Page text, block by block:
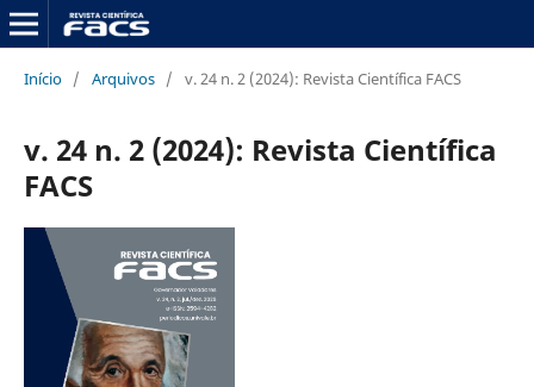
Início / Arquivos / v. 24 n. 2 (2024): Revista Científica FACS
v. 24 n. 2 (2024): Revista Científica
FACS